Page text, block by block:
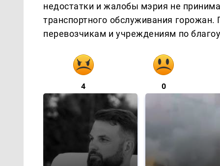
недостатки и жалобы мэрия не
транспортного обслуживания
перевозчикам и учреждениям по
4 0